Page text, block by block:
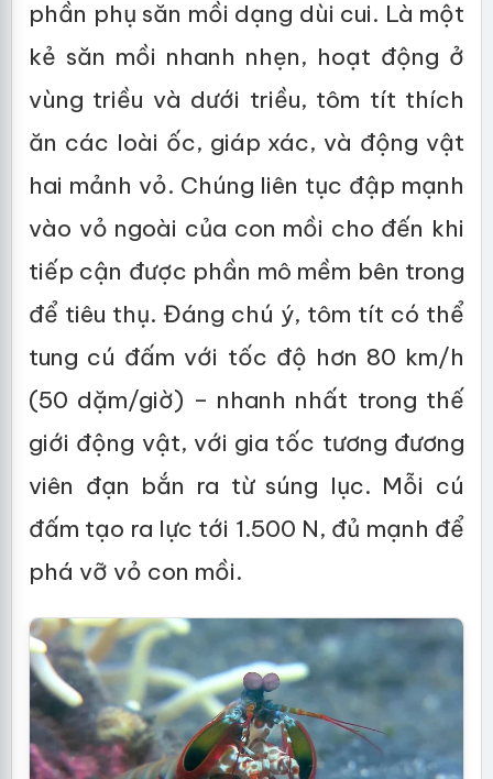
phần phụ săn mồi dạng dùi cui. Là một
kẻ săn mồi nhanh nhẹn, hoạt động ở
vùng triều và dưới triều, tôm tít thích
ăn các loài ốc, giáp xác, và động vật
hai mảnh vỏ. Chúng liên tục đập mạnh
vào vỏ ngoài của con mồi cho đến khi
tiếp cận được phần mô mềm bên trong
để tiêu thụ. Đáng chú ý, tôm tít có thể
tung cú đấm với tốc độ hơn 80 km/h
(50 dặm/giờ) – nhanh nhất trong thế
giới động vật, với gia tốc tương đương
viên đạn bắn ra từ súng lục. Mỗi cú
đấm tạo ra lực tới 1.500 N, đủ mạnh để
phá vỡ vỏ con mồi.